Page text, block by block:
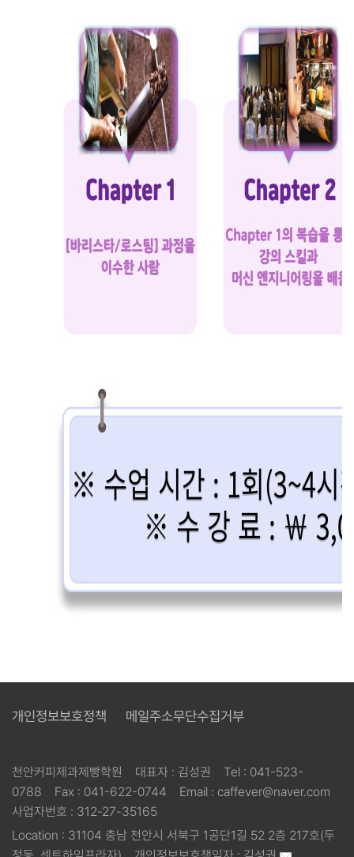
개인정보보호정책 메일주소무단수집거부
천안커피제과제빵학원 대표자 : 김성권 Tel : 041-523-
0788
Fax : 041-622-0744 Email : caffever@naver.com
사업자번호 : 312-27-35165
Location : 31104 충남 천안시 서북구 1공단1길 52 2층 217호(두